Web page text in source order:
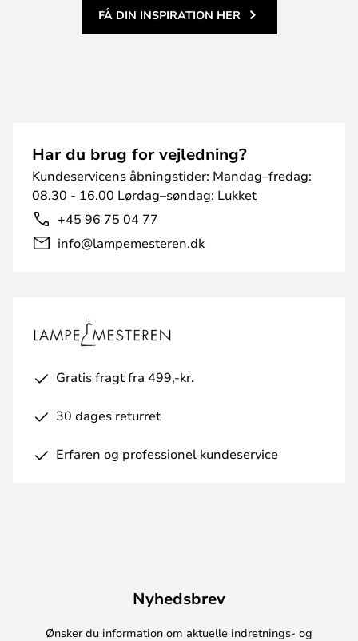
FÅ DIN INSPIRATION HER
Har du brug for vejledning?
Kundeservicens åbningstider: Mandag–fredag:
08.30 - 16.00 Lørdag–søndag: Lukket
+45 96 75 04 77
info@lampemesteren.dk
Gratis fragt fra 499,-kr.
30 dages returret
Erfaren og professionel kundeservice
Nyhedsbrev
Ønsker du information om aktuelle indretnings- og